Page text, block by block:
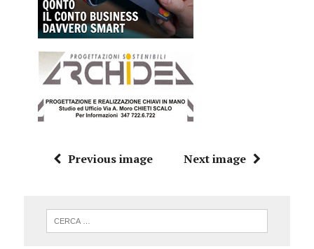
Previous image Next image